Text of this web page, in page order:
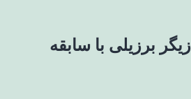
برزیلی با سابقه